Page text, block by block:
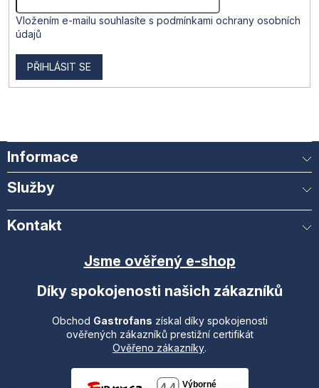
Vložením e-mailu souhlasíte s podmínkami ochrany osobních
údajů
PŘIHLÁSIT SE
Informace
Služby
Kontakt
Jsme ověřený e-shop
Díky spokojenosti našich zákazníků
Obchod Gastrofans získal díky spokojenosti
ověřených zákazníků prestižní certifikát
Ověřeno zákazníky.